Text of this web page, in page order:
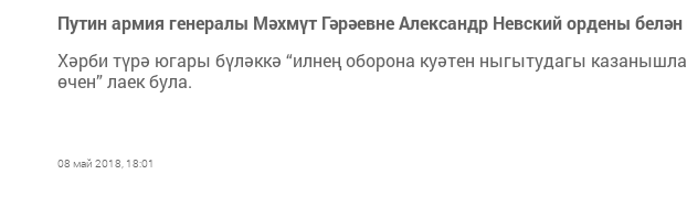
Путин армия генералы Мәхмүт Гәрәевне Александр Невский ордены белән
Хәрби түрә югары бүләккә “илнең оборона куәтен ныгытудагы
өчен” лаек була.
08 май 2018, 18:01